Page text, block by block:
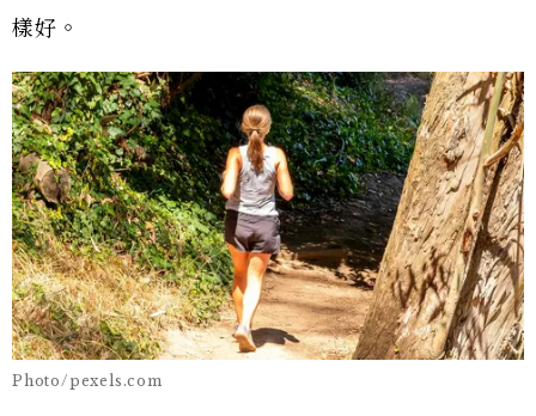
樣好。
Photo/pexels.com